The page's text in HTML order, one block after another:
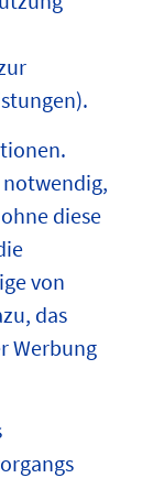
notwendig,
diese
von
das
Werbung